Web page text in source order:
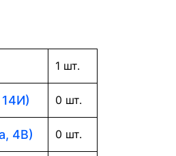
1 шт.
0 шт.
4В) 0 шт.